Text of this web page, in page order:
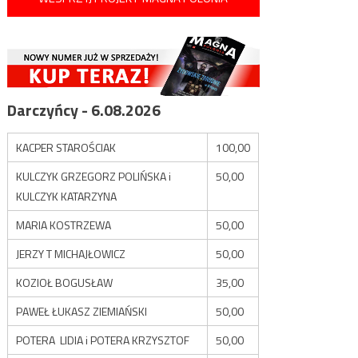
Darczyńcy - 6.08.2026
KACPER STAROŚCIAK
100,00
KULCZYK GRZEGORZ POLIŃSKA i
KULCZYK KATARZYNA
50,00
MARIA KOSTRZEWA
50,00
JERZY T MICHAJŁOWICZ
50,00
KOZIOŁ BOGUSŁAW
35,00
PAWEŁ ŁUKASZ ZIEMIAŃSKI
50,00
POTERA LIDIA i POTERA KRZYSZTOF
50,00